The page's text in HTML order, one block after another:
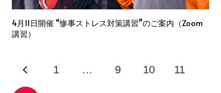
4月11日開催 “惨事ストレス対策講習”のご案内（Zoom
講習）
1 … 9 10 11